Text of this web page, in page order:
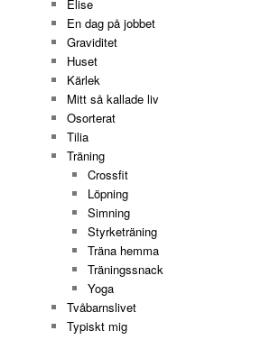
Elise
En dag på jobbet
Graviditet
Huset
Kärlek
Mitt så kallade liv
Osorterat
Tilia
Träning
Crossfit
Löpning
Simning
Styrketräning
Träna hemma
Träningssnack
Yoga
Tvåbarnslivet
Typiskt mig